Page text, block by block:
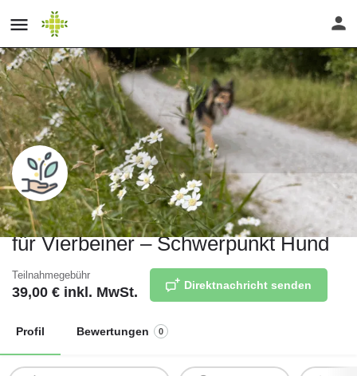
Tierisch Wildes Grün: Wildkräuter
für Vierbeiner – Schwerpunkt Hund
Teilnahmegebühr
39,00 € inkl. MwSt. Direktnachricht senden
Profil Bewertungen 0